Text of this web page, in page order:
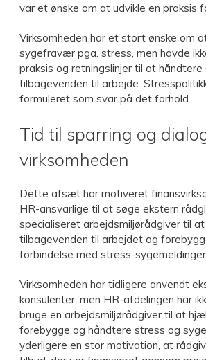
var et ønske om at udvikle en praksis
Virksomheden har et stort ønske om
sygefravær pga. stress, men havde
praksis og retningslinjer til at
tilbagevenden til arbejde.
formuleret som svar på det forhold.
Tid til sparring og
virksomheden
Dette afsæt har motiveret
HR-ansvarlige til at søge ekstern
specialiseret arbejdsmiljørådgiver til
tilbagevenden til arbejdet og
forbindelse med stress-
Virksomheden har tidligere anvendt
konsulenter, men HR-afdelingen har
bruge en arbejdsmiljørådgiver til at
forebygge og håndtere stress og
yderligere en stor motivation, at